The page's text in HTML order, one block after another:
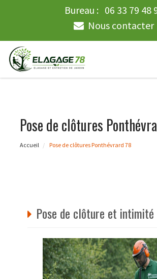
Bureau : 06 33 79 48
Nous contacter
Pose de clôtures
Accueil Pose de clôtures Ponthévrard 78
Pose de clôture et intimité